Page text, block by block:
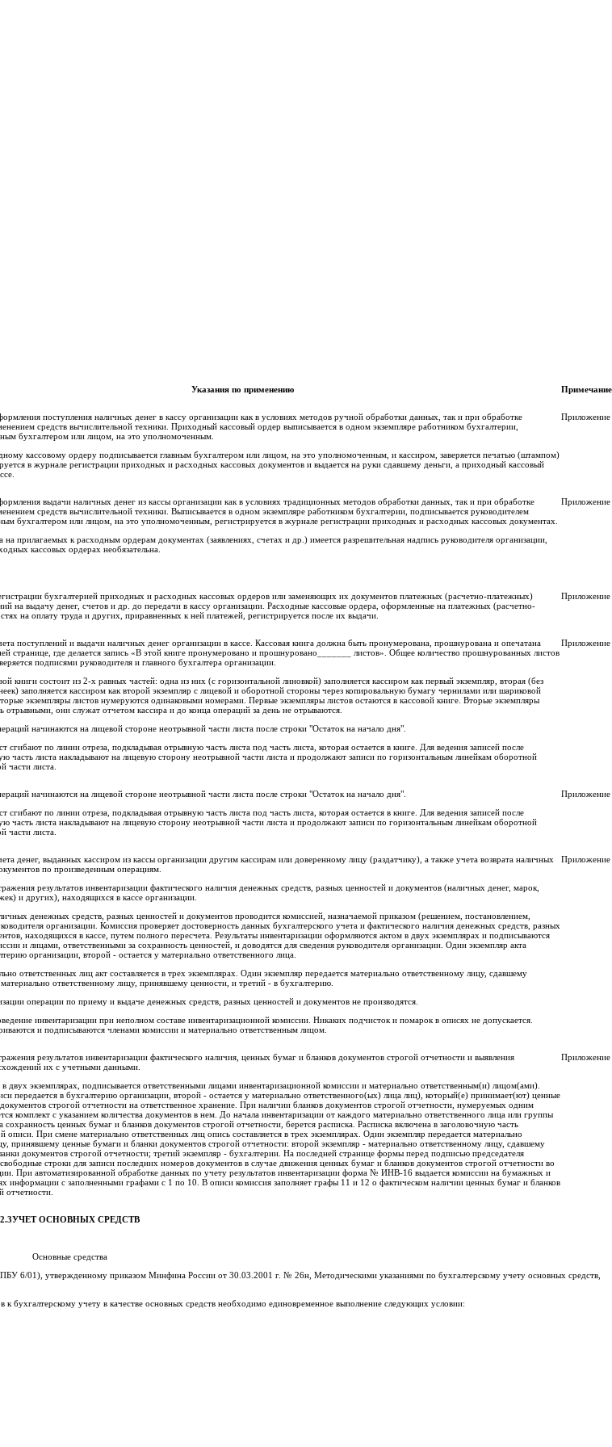
Указания по применению Примечание
поступления наличных денег в кассу организации как в условиях методов ручной обработки данных, так и при обработке
средств вычислительной техники. Приходный кассовый ордер выписывается в одном экземпляре работником бухгалтерии,
бухгалтером или лицом, на это уполномоченным.
кассовому ордеру подписывается главным бухгалтером или лицом, на это уполномоченным, и кассиром, заверяется печатью (штампом)
в журнале регистрации приходных и расходных кассовых документов и выдается на руки сдавшему деньги, а приходный кассовый
Приложение
выдачи наличных денег из кассы организации как в условиях традиционных методов обработки данных, так и при обработке
средств вычислительной техники. Выписывается в одном экземпляре работником бухгалтерии, подписывается руководителем
бухгалтером или лицом, на это уполномоченным, регистрируется в журнале регистрации приходных и расходных кассовых документах.
на прилагаемых к расходным ордерам документах (заявлениях, счетах и др.) имеется разрешительная надпись руководителя организации,
кассовых ордерах необязательна.
Приложение
бухгалтерией приходных и расходных кассовых ордеров или заменяющих их документов платежных (расчетно-платежных)
на выдачу денег, счетов и др. до передачи в кассу организации. Расходные кассовые ордера, оформленные на платежных (расчетно-
на оплату труда и других, приравненных к ней платежей, регистрируется после их выдачи.
Приложение
поступлений и выдачи наличных денег организации в кассе. Кассовая книга должна быть пронумерована, прошнурована и опечатана
странице, где делается запись «В этой книге пронумеровано и прошнуровано_______ листов». Общее количество прошнурованных листов
подписями руководителя и главного бухгалтера организации.
книги состоит из 2-х равных частей: одна из них (с горизонтальной линовкой) заполняется кассиром как первый экземпляр, вторая (без
заполняется кассиром как второй экземпляр с лицевой и оборотной стороны через копировальную бумагу чернилами или шариковой
экземпляры листов нумеруются одинако­выми номерами. Первые экземпляры листов остаются в кассовой книге. Вторые экземпляры
отрывными, они служат отчетом кассира и до конца опе­раций за день не отрываются.
начинаются на лицевой стороне неотрывной части листа после строки "Остаток на начало дня".
сгибают по линии отреза, подкладывая отрывную часть листа под часть листа, которая остается в книге. Для ведения записей после
часть листа накладывают на лицевую сторону неотрывной части листа и продолжают записи по гори­зонтальным линейкам оборотной
части листа.
Приложение
начинаются на лицевой стороне неотрывной части листа после строки "Остаток на начало дня".
сгибают по линии отреза, подкладывая отрывную часть листа под часть листа, которая остается в книге. Для ведения записей после
часть листа накладывают на лицевую сторону неотрывной части листа и продолжают записи по гори­зонтальным линейкам оборотной
части листа.
Приложение
денег, выданных кассиром из кассы организации другим кассирам или доверенному лицу (раздатчику), а также учета возврата наличных
по произведенным операци­ям.
результатов инвентариза­ции фактического наличия денежных средств, разных ценностей и документов (наличных денег, марок,
и других), находящихся в кассе орга­низации.
денежных средств, разных ценностей и документов проводится комиссией, назна­чаемой приказом (решением, постановлением,
организации. Комиссия проверяет достоверность данных бухгалтерского учета и фактиче­ского наличия денежных средств, разных
находящихся в кассе, путем полного пере­счета. Результаты инвентаризации оформляются актом в двух экземплярах и подписываются
и лицами, ответственными за сохранность ценно­стей, и доводятся для сведения руководителя организа­ции. Один экземпляр акта
ор­ганизации, второй - остается у материально ответствен­ного лица.
ответственных лиц акт состав­ляется в трех экземплярах. Один экземпляр передается материально ответственному лицу, сдавшему
ответственному лицу, принявшему ценности, и третий - в бухгалтерию.
операции по приему и выда­че денежных средств, разных ценностей и документов не производятся.
инвентаризации при не­полном составе инвентаризационной комиссии. Никаких подчисток и помарок в описях не допускается.
и подписываются членами комиссии и материально ответственным лицом.
Приложение
результатов инвентариза­ции фактического наличия, ценных бумаг и бланков до­кументов строгой отчетности и выявления
их с учетными данными.
в двух экземплярах, подписывается ответственными лицами инвентаризационной комиссии и материально ответственным(и) лицом(ами).
передается в бухгалтерию организации, второй - остается у материально ответственного(ых) лица лиц), который(е) принимает(ют) ценные
строгой отчетности на ответственное хранение. При наличии бланков документов строгой отчетности, нумеруемых одним
комплект с указанием количества документов в нем. До начала инвентаризации от каждого материально от­ветственного лица или группы
со­хранность ценных бумаг и бланков документов строгой отчетности, берется расписка. Расписка включена в заго­ловочную часть
описи. При смене материально ответственных лиц опись со­ставляется в трех экземплярах. Один экземпляр переда­ется материально
принявшему ценные бумаги и бланки документов строгой отчетности: второй экземпляр - материально ответственному лицу, сдавшему
документов строгой отчетности; третий экземпляр - бухгалтерии. На последней странице формы перед подписью пред­седателя
строки для запи­си последних номеров документов в случае движения ценных бумаг и бланков документов строгой отчетности во
При автоматизированной обработке данных по учету результатов инвентаризации форма № ИНВ-16 выдается комиссии на бумажных и
инфор­мации с заполненными графами с 1 по 10. В описи ко­миссия заполняет графы 11 и 12 о фактическом наличии ценных бумаг и бланков
отчетности.
Приложение
2.3УЧЕТ ОСНОВНЫХ СРЕДСТВ
Основные средства
6/01), утвержденному приказом Минфина России от 30.03.2001 г. № 26н, Методическими указаниями по бухгалтерскому учету основных средств,
учету в качестве основных средств необходимо единовременное выполнение следующих условии: